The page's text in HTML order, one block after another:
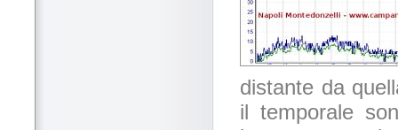
distante da
il temporale